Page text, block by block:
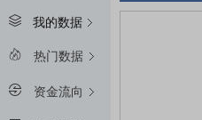
我的数据
热门数据
资金流向